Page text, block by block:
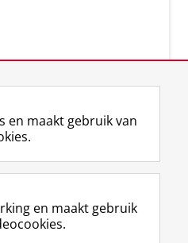
F
a
e
b
L
i
k
e
R
S
-
f
I
n
t
Y
o
T
en maakt gebruik van
en maakt gebruik